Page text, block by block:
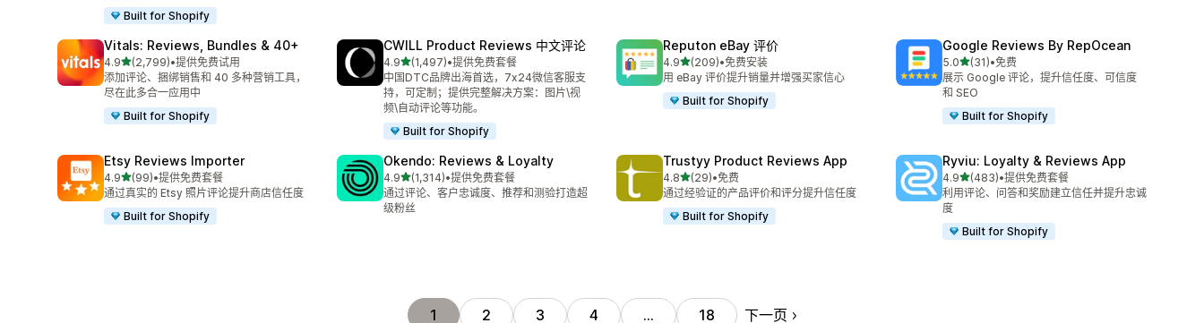
Built for Shopify
Vitals: Reviews, Bundles & 40+
4.9星（满分 5 星）
(2,799)
总共 2799 条评论
•提供免费试用
添加评论、捆绑销售和 40 多种营销工具，
尽在此多合一应用中
Built for Shopify
CWILL Product Reviews 中文评论
4.9星（满分 5 星）
(1,497)
总共 1497 条评论
•提供免费套餐
中国DTC品牌出海首选，7x24微信客服支
持，可定制；提供完整解决方案：图片\视
频\自动评论等功能。
Built for Shopify
Reputon eBay 评价
4.9星（满分 5 星）
(209)
总共 209 条评论
•免费安装
用 eBay 评价提升销量并增强买家信心
Built for Shopify
Google Reviews By RepOcean
5.0星（满分 5 星）
(31)
总共 31 条评论
•免费
展示 Google 评论，提升信任度、可信度
和 SEO
Built for Shopify
Etsy Reviews Importer
4.9星（满分 5 星）
(99)
总共 99 条评论
•提供免费套餐
通过真实的 Etsy 照片评论提升商店信任度
Built for Shopify
Okendo: Reviews & Loyalty
4.9星（满分 5 星）
(1,314)
总共 1314 条评论
•提供免费套餐
通过评论、客户忠诚度、推荐和测验打造超
级粉丝
Trustyy Product Reviews App
4.8星（满分 5 星）
(29)
总共 29 条评论
•免费
通过经验证的产品评价和评分提升信任度
Built for Shopify
Ryviu: Loyalty & Reviews App
4.9星（满分 5 星）
(483)
总共 483 条评论
•提供免费套餐
利用评论、问答和奖励建立信任并提升忠诚
度
Built for Shopify
1 2 3 4 … 18 下一页